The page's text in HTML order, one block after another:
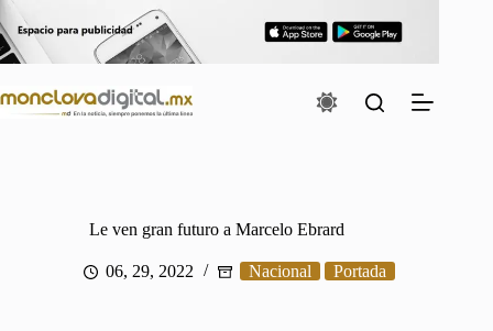
al
contenido
Le ven gran futuro a Marcelo Ebrard
06, 29, 2022 Nacional Portada